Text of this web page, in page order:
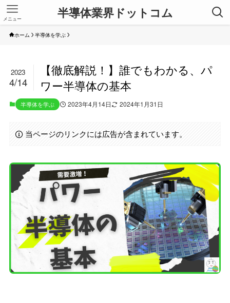
半導体業界ドットコム
メニュー
ホーム 半導体を学ぶ
【徹底解説！】誰でもわかる、パ
ワー半導体の基本
2023
4/14
半導体を学ぶ 2023年4月14日 2024年1月31日
当ページのリンクには広告が含まれています。